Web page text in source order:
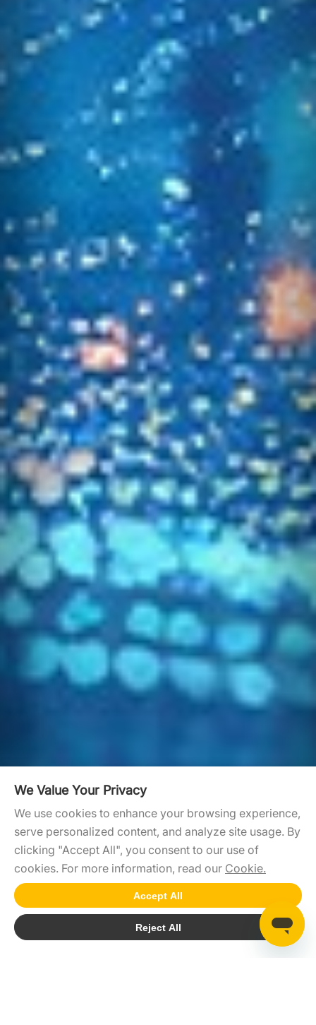
We Value Your Privacy
We use cookies to enhance your browsing experience,
serve personalized content, and analyze site usage. By
clicking "Accept All", you consent to our use of
cookies. For more information, read our Cookie.
Accept All
Reject All